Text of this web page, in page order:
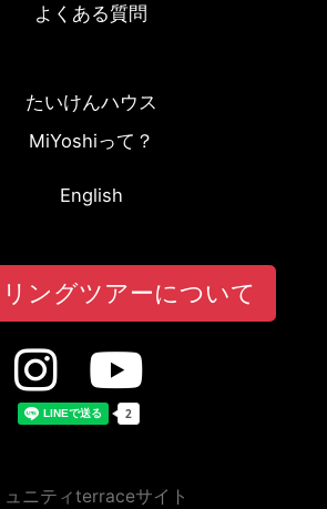
よくある質問
たいけんハウス
MiYoshiって？
English
ングツアーについて
ュニティterraceサイト